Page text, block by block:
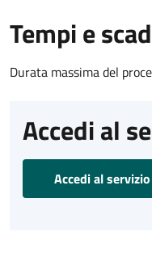
Tempi e
Durata massima del
Accedi al
Accedi al servizio